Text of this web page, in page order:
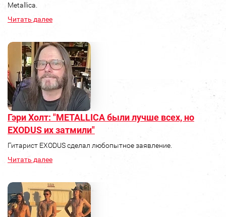
Metallica.
Читать далее
Гэри Холт: "METALLICA были лучше всех, но
EXODUS их затмили"
Гитарист EXODUS сделал любопытное заявление.
Читать далее